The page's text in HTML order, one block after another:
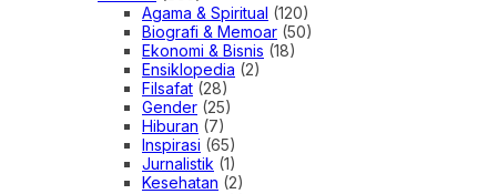
Agama & Spiritual (120)
Biografi & Memoar (50)
Ekonomi & Bisnis (18)
Ensiklopedia (2)
Filsafat (28)
Gender (25)
Hiburan (7)
Inspirasi (65)
Jurnalistik (1)
Kesehatan (2)